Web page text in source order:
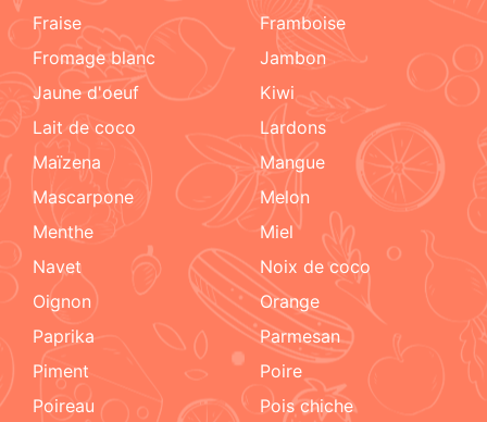
fraise
framboise
fromage blanc
jambon
jaune d'oeuf
kiwi
lait de coco
lardons
maïzena
mangue
mascarpone
melon
menthe
miel
navet
noix de coco
oignon
orange
paprika
parmesan
piment
poire
poireau
pois chiche